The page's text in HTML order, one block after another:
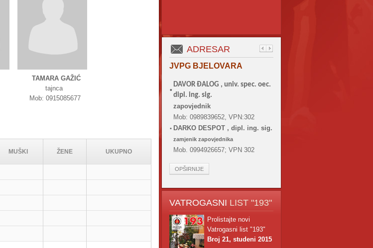
TAMARA GAŽIĆ
tajnca
Mob: 0915085677
MUŠKI ŽENE UKUPNO
ADRESAR
JVPG BJELOVARA
•
DAVOR ĐALOG , univ. spec. oec.
dipl. ing. sig.
zapovjednik
Mob: 0989839652, VPN:302
• DARKO DESPOT , dipl. ing. sig.
zamjenik zapovjednika
Mob. 0994926657; VPN 302
OPŠIRNIJE
VATROGASNI LIST "193"
Prolistajte novi
Vatrogasni list "193"
Broj 21, studeni 2015